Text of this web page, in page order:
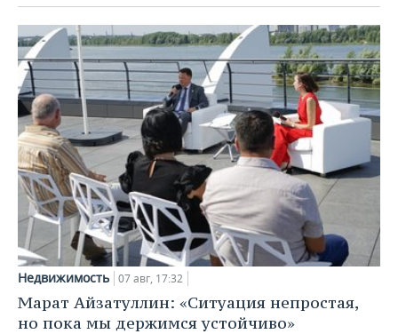
Недвижимость 07 авг, 17:32
Марат Айзатуллин: «Ситуация непростая,
но пока мы держимся устойчиво»